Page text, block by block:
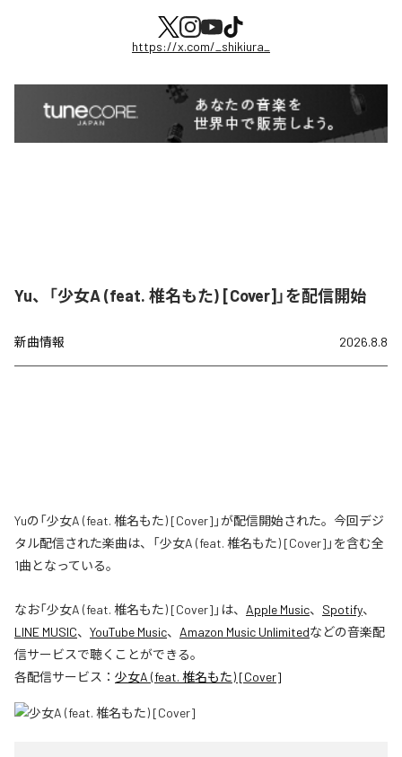
https://x.com/_shikiura_
Yu、「少女A (feat. 椎名もた) [Cover]」を配信開始
新曲情報 2026.8.8
Yuの「少女A (feat. 椎名もた) [Cover]」が配信開始された。今回デジ
タル配信された楽曲は、「少女A (feat. 椎名もた) [Cover]」を含む全
1曲となっている。
なお「少女A (feat. 椎名もた) [Cover] 」は、 Apple Music、 Spotify、
LINE MUSIC、 YouTube Music、 Amazon Music Unlimitedなどの音楽配
信サービスで聴くことができる。
各配信サービス： 少女A (feat. 椎名もた) [Cover]